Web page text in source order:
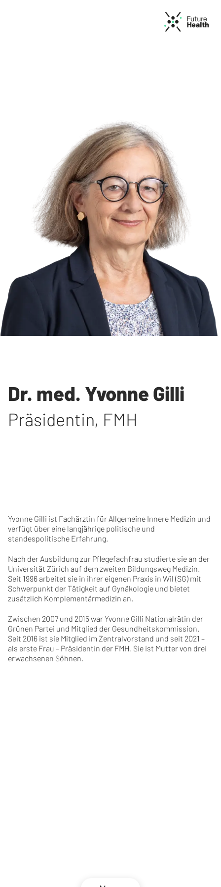
Dr. med. Yvonne Gilli
Präsidentin, FMH
Yvonne Gilli ist Fachärztin für Allgemeine Innere Medizin und
verfügt über eine langjährige politische und
standespolitische Erfahrung.
Nach der Ausbildung zur Pflegefachfrau studierte sie an der
Universität Zürich auf dem zweiten Bildungsweg Medizin.
Seit 1996 arbeitet sie in ihrer eigenen Praxis in Wil (SG) mit
Schwerpunkt der Tätigkeit auf Gynäkologie und bietet
zusätzlich Komplementärmedizin an.
Zwischen 2007 und 2015 war Yvonne Gilli Nationalrätin der
Grünen Partei und Mitglied der Gesundheitskommission.
Seit 2016 ist sie Mitglied im Zentralvorstand und seit 2021 –
als erste Frau – Präsidentin der FMH. Sie ist Mutter von drei
erwachsenen Söhnen.